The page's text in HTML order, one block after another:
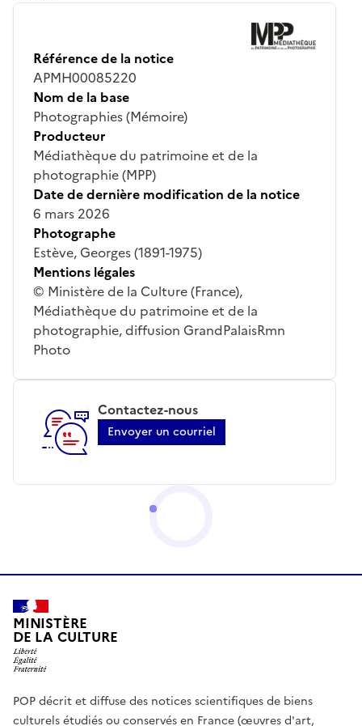
Référence de la notice
APMH00085220
Nom de la base
Photographies (Mémoire)
Producteur
Médiathèque du patrimoine et de la
photographie (MPP)
Date de dernière modification de la notice
6 mars 2026
Photographe
Estève, Georges (1891-1975)
Mentions légales
© Ministère de la Culture (France),
Médiathèque du patrimoine et de la
photographie, diffusion GrandPalaisRmn
Photo
Contactez-nous
Envoyer un courriel
MINISTÈRE
DE LA CULTURE
POP décrit et diffuse des notices scientifiques de biens
culturels étudiés ou conservés en France (œuvres d'art,